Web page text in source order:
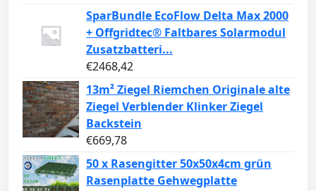
SparBundle EcoFlow Delta Max 2000
+ Offgridtec® Faltbares Solarmodul
Zusatzbatteri...
€2468,42
13m² Ziegel Riemchen Originale alte
Ziegel Verblender Klinker Ziegel
Backstein
€669,78
50 x Rasengitter 50x50x4cm grün
Rasenplatte Gehwegplatte